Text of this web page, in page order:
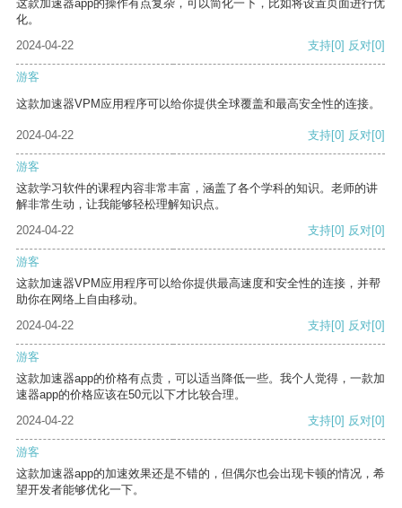
这款加速器app的操作有点复杂，可以简化一下，比如将设置页面进行优
化。
2024-04-22
支持[0] 反对[0]
游客
这款加速器VPM应用程序可以给你提供全球覆盖和最高安全性的连接。
2024-04-22 支持[0] 反对[0]
游客
这款学习软件的课程内容非常丰富，涵盖了各个学科的知识。老师的讲
解非常生动，让我能够轻松理解知识点。
2024-04-22
支持[0] 反对[0]
游客
这款加速器VPM应用程序可以给你提供最高速度和安全性的连接，并帮
助你在网络上自由移动。
2024-04-22
支持[0] 反对[0]
游客
这款加速器app的价格有点贵，可以适当降低一些。我个人觉得，一款加
速器app的价格应该在50元以下才比较合理。
2024-04-22
支持[0] 反对[0]
游客
这款加速器app的加速效果还是不错的，但偶尔也会出现卡顿的情况，希
望开发者能够优化一下。